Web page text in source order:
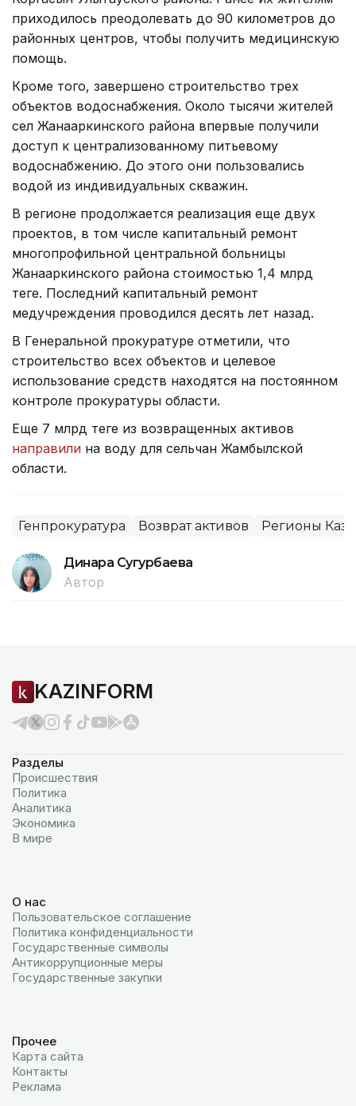
приходилось преодолевать до 90 километров до
районных центров, чтобы получить медицинскую
помощь.
Кроме того, завершено строительство трех
объектов водоснабжения. Около тысячи жителей
сел Жанааркинского района впервые получили
доступ к централизованному питьевому
водоснабжению. До этого они пользовались
водой из индивидуальных скважин.
В регионе продолжается реализация еще двух
проектов, в том числе капитальный ремонт
многопрофильной центральной больницы
Жанааркинского района стоимостью 1,4 млрд
теңге. Последний капитальный ремонт
медучреждения проводился десять лет назад.
В Генеральной прокуратуре отметили, что
строительство всех объектов и целевое
использование средств находятся на постоянном
контроле прокуратуры области.
Еще 7 млрд теңге из возвращенных активов
направили на воду для сельчан Жамбылской
области.
Генпрокуратура Возврат активов Регионы
Динара Сугурбаева
Автор
KAZINFORM
Разделы
Происшествия
Политика
Аналитика
Экономика
В мире
О нас
Пользовательское соглашение
Политика конфиденциальности
Государственные символы
Антикоррупционные меры
Государственные закупки
Прочее
Карта сайта
Контакты
Реклама